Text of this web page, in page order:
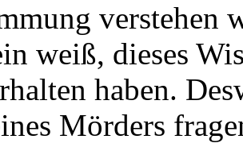
verstehen
weiß, dieses
haben.
Mörders